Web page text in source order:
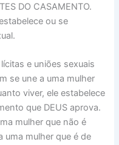
DO CASAMENTO.
ou se
e uniões sexuais
se une a uma mulher
viver, ele estabelece
que DEUS aprova.
mulher que não é
uma mulher que é de